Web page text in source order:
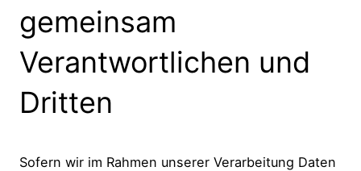
gemeinsam
Verantwortlichen und
Dritten
Sofern wir im Rahmen unserer Verarbeitung Daten